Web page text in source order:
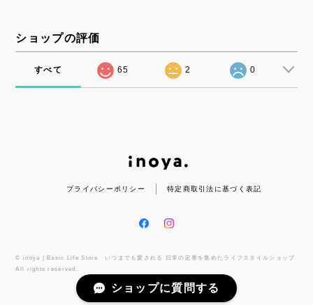
ショップの評価
すべて 65 2 0
プライバシーポリシー 特定商取引法に基づく表記
© inoya | Basic Life Store いつまでも愛される 日常の定番を集めたライフスタイルショップ
All rights reserved.
ショップに質問する